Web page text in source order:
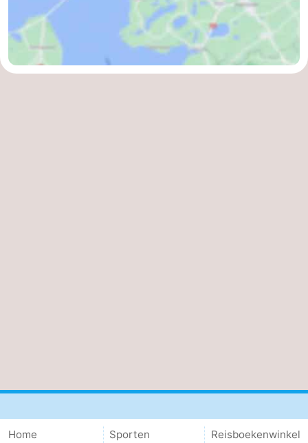
Home
Sporten
Reisboekenwinkel